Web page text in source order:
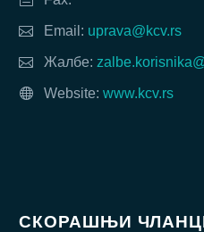
Email: uprava@kcv.rs
Жалбе:
Website: www.kcv.rs
СКОРАШЊИ